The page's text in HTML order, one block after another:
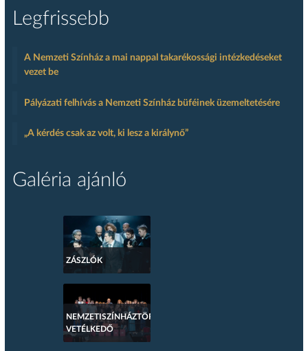
Legfrissebb
A Nemzeti Színház a mai nappal takarékossági intézkedéseket
vezet be
Pályázati felhívás a Nemzeti Színház büféinek üzemeltetésére
„A kérdés csak az volt, ki lesz a királynő”
Galéria ajánló
ZÁSZLÓK
NEMZETISZÍNHÁZTÖRTÉNETI
VETÉLKEDŐ